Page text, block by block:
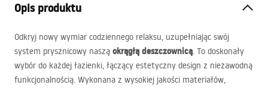
Opis produktu
Odkryj nowy wymiar codziennego relaksu, uzupełniając swój
system prysznicowy naszą okrągłą deszczownicą. To doskonały
wybór do każdej łazienki, łączący estetyczny design z niezawodną
funkcjonalnością. Wykonana z wysokiej jakości materiałów,